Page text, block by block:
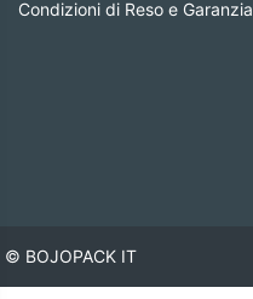
Condizioni di Reso e Garanzia
© BOJOPACK IT